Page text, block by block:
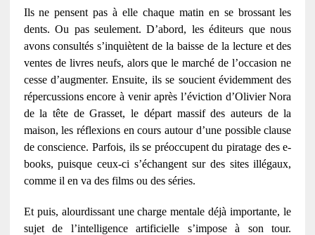
Ils ne pensent pas à elle chaque matin en se brossant les
dents. Ou pas seulement. D’abord, les éditeurs que nous
avons consultés s’inquiètent de la baisse de la lecture et des
ventes de livres neufs, alors que le marché de l’occasion ne
cesse d’augmenter. Ensuite, ils se soucient évidemment des
répercussions encore à venir après l’éviction d’Olivier Nora
de la tête de Grasset, le départ massif des auteurs de la
maison, les réflexions en cours autour d’une possible clause
de conscience. Parfois, ils se préoccupent du piratage des e-
books, puisque ceux-ci s’échangent sur des sites illégaux,
comme il en va des films ou des séries.
Et puis, alourdissant une charge mentale déjà importante, le
sujet de l’intelligence artificielle s’impose à son tour.